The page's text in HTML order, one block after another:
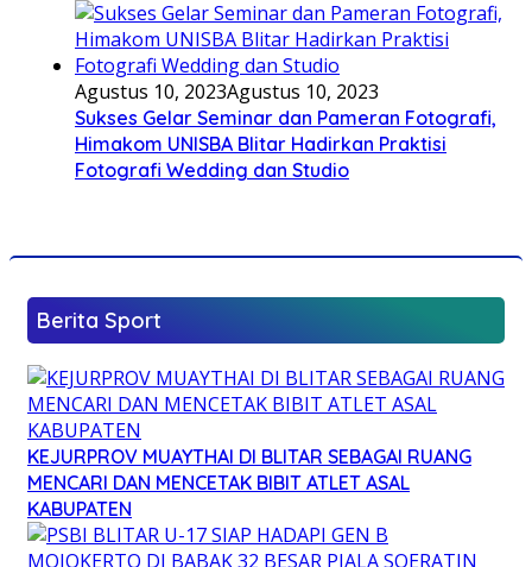
Agustus 10, 2023Agustus 10, 2023
Sukses Gelar Seminar dan Pameran Fotografi,
Himakom UNISBA Blitar Hadirkan Praktisi
Fotografi Wedding dan Studio
Berita Sport
KEJURPROV MUAYTHAI DI BLITAR SEBAGAI RUANG
MENCARI DAN MENCETAK BIBIT ATLET ASAL
KABUPATEN